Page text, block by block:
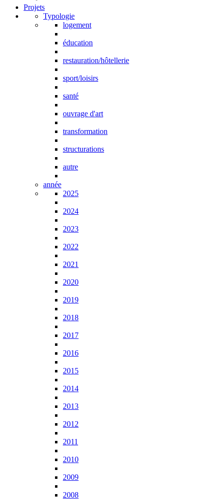
Projets
Typologie
logement
éducation
restauration/hôtellerie
sport/loisirs
santé
ouvrage d'art
transformation
structurations
autre
année
2025
2024
2023
2022
2021
2020
2019
2018
2017
2016
2015
2014
2013
2012
2011
2010
2009
2008